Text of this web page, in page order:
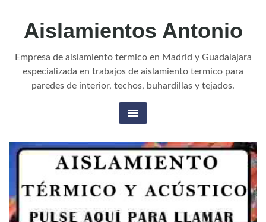
Aislamientos Antonio
Empresa de aislamiento termico en Madrid y Guadalajara
especializada en trabajos de aislamiento termico para
paredes de interior, techos, buhardillas y tejados.